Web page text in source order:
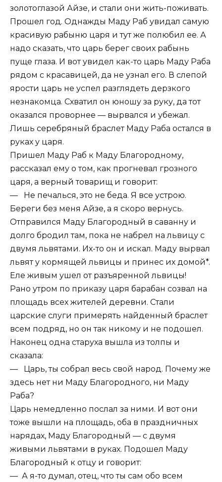
золотоглазой Айзе, и стали они жить-поживать.
Прошел год. Однажды Маду Раб увидал самую
красивую рабыню царя и тут же полюбил ее. А
надо сказать, что царь берег своих рабынь
пуще глаза. И вот увидел как-то царь Маду Раба
рядом с красавицей, да не узнал его. В слепой
ярости царь не успел разглядеть дерзкого
незнакомца. Схватил он юношу за руку, да тот
оказался проворнее — вырвался и убежал.
Лишь серебряный браслет Маду Раба остался в
руках у царя.
Пришел Маду Раб к Маду Благородному,
рассказал ему о том, как прогневал грозного
царя, а верный товарищ и говорит:
— Не печалься, это не беда. Я все устрою.
Береги без меня Айзе, а я скоро вернусь.
Отправился Маду Благородный в саванну и
долго бродил там, пока не набрел на львицу с
двумя львятами. Их-то он и искал. Маду вырвал
львят у кормящей львицы и принес их домой*.
Еле живым ушел от разъяренной львицы!
Рано утром по приказу царя барабан созвал на
площадь всех жителей деревни. Стали
царские слуги примерять найденный браслет
всем подряд, но он так никому и не подошел.
Наконец одна старуха вышла из толпы и
сказала:
— Царь, ты собрал весь свой народ. Почему же
здесь нет ни Маду Благородного, ни Маду
Раба?
Царь немедленно послал за ними. И вот они
тоже вышли на площадь, оба в праздничных
нарядах, Маду Благородный — с двумя
живыми львятами в руках. Подошел Маду
Благородный к отцу и говорит:
— А я-то думал, отец, что ты сам обо всем